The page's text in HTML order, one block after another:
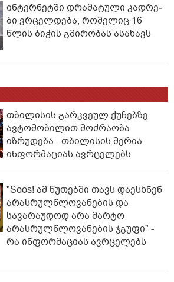
ინ­ტერ­ნეტ­ში დრა­მა­ტუ­ლი კად­რე­
ბი ვრცელდება, რომელიც 16
წლის ბიჭის გმირობას ასახავს
თბილისის გარკვეულ ქუჩებზე
ავტომობილით მოძრაობა
იზრუდება - თბილისის მერია
ინფორმაციას ავრცელებს
"Soos! ამ წუთებში თავს დაესხნენ
არასრულწლოვანების და
სავარაუდოდ არა მარტო
არასრულწლოვანების ჯგუფი" -
რა ინფორმაციას ავრცელებს